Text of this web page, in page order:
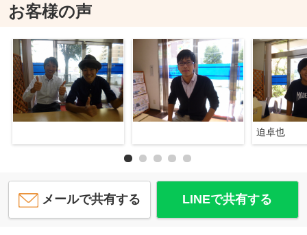
お客様の声
迫卓也
メールで共有する LINEで共有する